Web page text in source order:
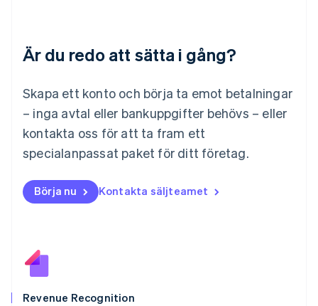
Är du redo att sätta i gång?
Skapa ett konto och börja ta emot betalningar
– inga avtal eller bankuppgifter behövs – eller
kontakta oss för att ta fram ett
specialanpassat paket för ditt företag.
Börja nu Kontakta säljteamet
Revenue Recognition
Malaysia
English
Mexiko
Nederländerna
NederlandsEnglish
English
Nya Zeeland
Portugal
Rumänien
English